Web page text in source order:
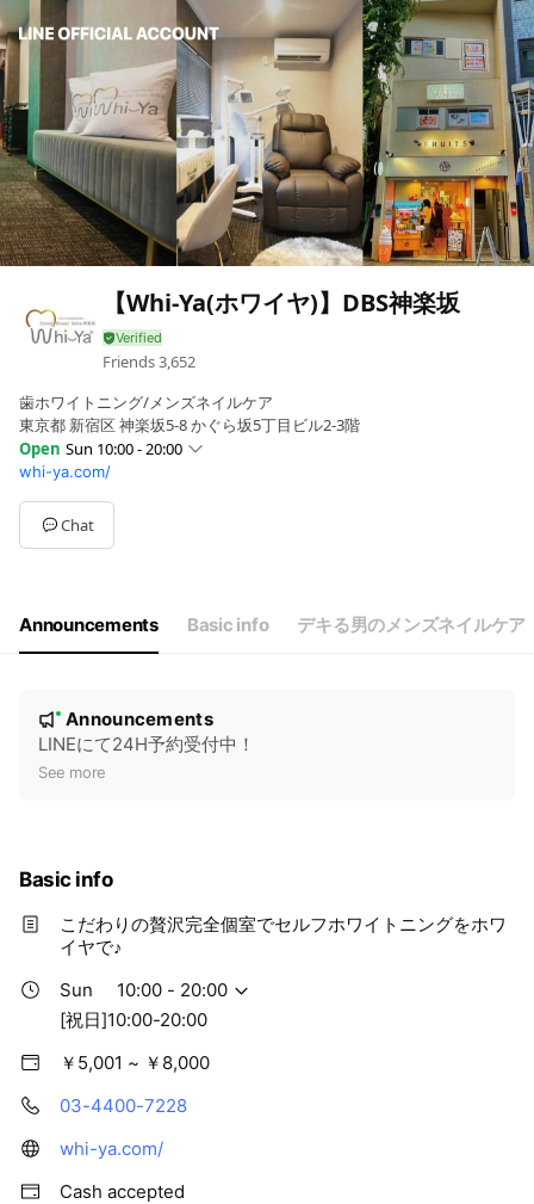
【Whi-Ya(ホワイヤ)】DBS神楽坂
Friends3,652
歯ホワイトニング/メンズネイルケア
東京都 新宿区 神楽坂5-8 かぐら坂5丁目ビル2-3階
Open Sun 10:00 - 20:00
Sun10:00 - 20:00
Mon11:00 - 21:00
TueClosed
Wed11:00 - 21:00
[祝日]10:00-20:00
whi-ya.com/
Chat
Announcements Basic info デキる男のメンズネイルケア
e
New
Announcements
LINEにて24H予約受付中！
See more
Basic info
こだわりの贅沢完全個室でセルフホワイトニングをホワ
イヤで♪
Sun
10:00 - 20:00
[祝日]10:00-20:00
￥5,001 ~ ￥8,000
03-4400-7228
whi-ya.com/
Cash accepted